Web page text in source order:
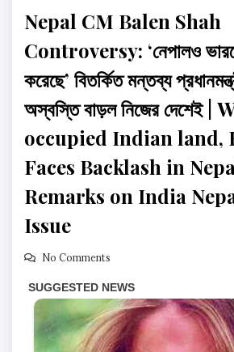
Nepal CM Balen Shah
Controversy: ‘নেপালও
করেছে’ বিতর্কিত মন্তব্য
অস্বস্তি বাড়ল নিজের দেশেই |
occupied Indian land,
Faces Backlash in
Remarks on India
Issue
No Comments